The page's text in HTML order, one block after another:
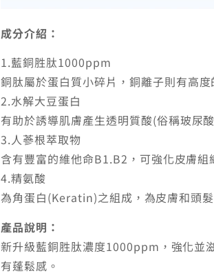
成分介紹：
1.藍銅胜肽1000ppm
銅肽屬於蛋白質小碎片，銅離子則有高度
2.水解大豆蛋白
有助於誘導肌膚產生透明質酸(俗稱玻尿酸
3.人蔘根萃取物
含有豐富的維他命B1.B2，可強化皮膚組
4.精氨酸
為角蛋白(Keratin)之組成，為皮膚和頭髮
產品說明：
新升級藍銅胜肽濃度1000ppm，強化並
有蓬鬆感。